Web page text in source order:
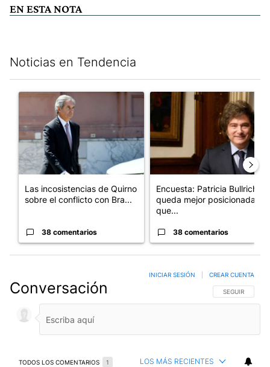
EN ESTA NOTA
Noticias en Tendencia
Un artículo de tendencia con el título "Las incosistencias de
Las incosistencias de Quirno
sobre el conflicto con Bra...
38 comentarios
Un artículo de tendencia con
Encuesta: Patricia Bullrich
queda mejor posicionada
que...
38 comentarios
Conversación SIGA ESTA
SEGUIR
INICIAR SESIÓN CREAR CUENTA
TODOS LOS COMENTARIOS 1 LOS MÁS RECIENTES